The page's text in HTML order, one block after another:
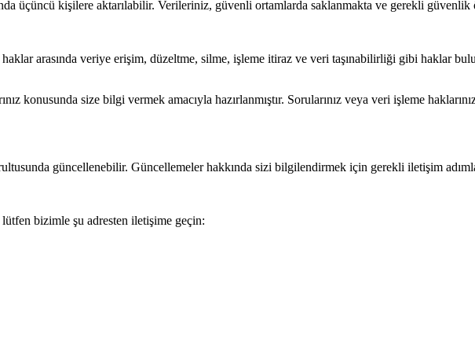
üçüncü kişilere aktarılabilir. Verileriniz, güvenli ortamlarda saklanmakta ve gerekli güvenlik
arasında veriye erişim, düzeltme, silme, işleme itiraz ve veri taşınabilirliği gibi haklar
konusunda size bilgi vermek amacıyla hazırlanmıştır. Sorularınız veya veri işleme
güncellenebilir. Güncellemeler hakkında sizi bilgilendirmek için gerekli iletişim
bizimle şu adresten iletişime geçin: